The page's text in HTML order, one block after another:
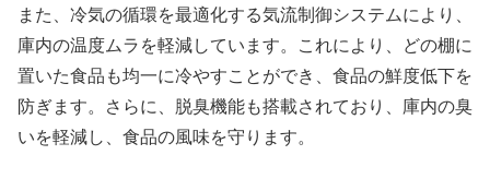
また、冷気の循環を最適化する気流制御システムにより、
庫内の温度ムラを軽減しています。これにより、どの棚に
置いた食品も均一に冷やすことができ、食品の鮮度低下を
防ぎます。さらに、脱臭機能も搭載されており、庫内の臭
いを軽減し、食品の風味を守ります。